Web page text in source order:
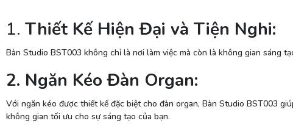
1. Thiết Kế Hiện Đại và Tiện Nghi:
Bàn Studio BST003 không chỉ là nơi làm việc mà còn là không gian sáng
2. Ngăn Kéo Đàn Organ:
Với ngăn kéo được thiết kế đặc biệt cho đàn organ, Bàn Studio BST003
không gian tối ưu cho sự sáng tạo của bạn.